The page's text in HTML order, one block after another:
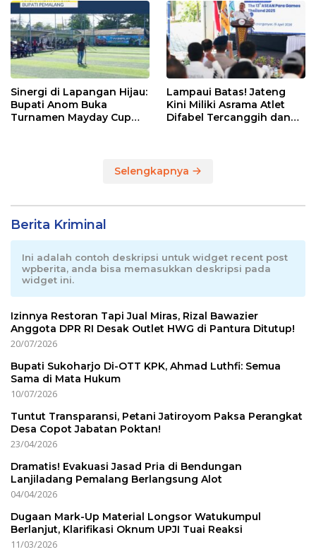
Sinergi di Lapangan Hijau:
Bupati Anom Buka
Turnamen Mayday Cup
Lampaui Batas! Jateng
Kini Miliki Asrama Atlet
Difabel Tercanggih dan
Selengkapnya
Berita Kriminal
Ini adalah contoh deskripsi untuk widget recent post
wpberita, anda bisa memasukkan deskripsi pada
widget ini.
Izinnya Restoran Tapi Jual Miras, Rizal Bawazier
Anggota DPR RI Desak Outlet HWG di Pantura Ditutup!
20/07/2026
Bupati Sukoharjo Di-OTT KPK, Ahmad Luthfi: Semua
Sama di Mata Hukum
10/07/2026
Tuntut Transparansi, Petani Jatiroyom Paksa Perangkat
Desa Copot Jabatan Poktan!
23/04/2026
Dramatis! Evakuasi Jasad Pria di Bendungan
Lanjiladang Pemalang Berlangsung Alot
04/04/2026
Dugaan Mark-Up Material Longsor Watukumpul
Berlanjut, Klarifikasi Oknum UPJI Tuai Reaksi
11/03/2026